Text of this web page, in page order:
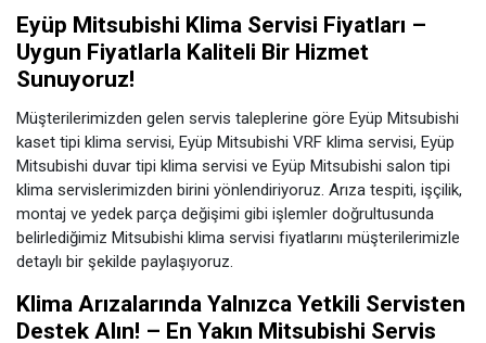
Eyüp Mitsubishi Klima Servisi Fiyatları –
Uygun Fiyatlarla Kaliteli Bir Hizmet
Sunuyoruz!
Müşterilerimizden gelen servis taleplerine göre Eyüp Mitsubishi
kaset tipi klima servisi, Eyüp Mitsubishi VRF klima servisi, Eyüp
Mitsubishi duvar tipi klima servisi ve Eyüp Mitsubishi salon tipi
klima servislerimizden birini yönlendiriyoruz. Arıza tespiti, işçilik,
montaj ve yedek parça değişimi gibi işlemler doğrultusunda
belirlediğimiz Mitsubishi klima servisi fiyatlarını müşterilerimizle
detaylı bir şekilde paylaşıyoruz.
Klima Arızalarında Yalnızca Yetkili Servisten
Destek Alın! – En Yakın Mitsubishi Servis